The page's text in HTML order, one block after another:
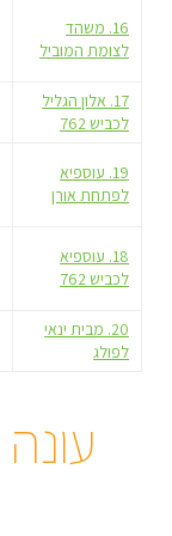
16. משהד
לצומת המוביל
17. אלון הגליל
לכביש 762
19. עוספיא
לפתחת אורן
18. עוספיא
לכביש 762
20. מבית ינאי
לפולג